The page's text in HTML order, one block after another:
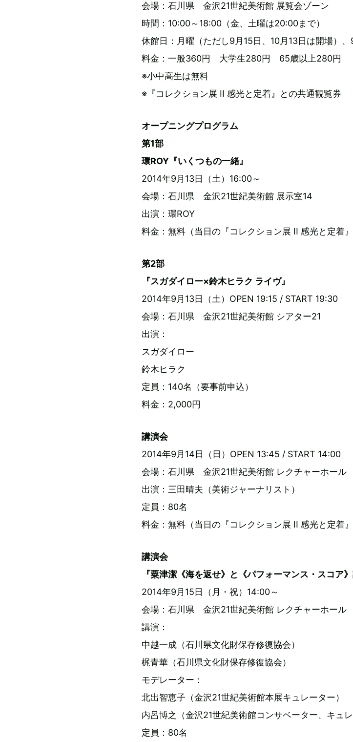
会場：石川県 金沢21世紀美術館 展覧会ゾーン
時間：10:00～18:00（金、土曜は20:00まで）
休館日：月曜（ただし9月15日、10月13日は開場）、
料金：一般360円 大学生280円 65歳以上280円
※小中高生は無料
※『コレクション展 II 感光と定着』との共通観覧券
オープニングプログラム
第1部
環ROY『いくつもの一緒』
2014年9月13日（土）16:00～
会場：石川県 金沢21世紀美術館 展示室14
出演：環ROY
料金：無料（当日の『コレクション展 II 感光と定着』
第2部
『スガダイロー×鈴木ヒラク ライヴ』
2014年9月13日（土）OPEN 19:15 / START 19:30
会場：石川県 金沢21世紀美術館 シアター21
出演：
スガダイロー
鈴木ヒラク
定員：140名（要事前申込）
料金：2,000円
講演会
2014年9月14日（日）OPEN 13:45 / START 14:00
会場：石川県 金沢21世紀美術館 レクチャーホール
出演：三田晴夫（美術ジャーナリスト）
定員：80名
料金：無料（当日の『コレクション展 II 感光と定着』
講演会
『粟津潔《海を返せ》と《パフォーマンス・スコア》
2014年9月15日（月・祝）14:00～
会場：石川県 金沢21世紀美術館 レクチャーホール
講演：
中越一成（石川県文化財保存修復協会）
梶青華（石川県文化財保存修復協会）
モデレーター：
北出智恵子（金沢21世紀美術館本展キュレーター）
内呂博之（金沢21世紀美術館コンサベーター、キュレ
定員：80名